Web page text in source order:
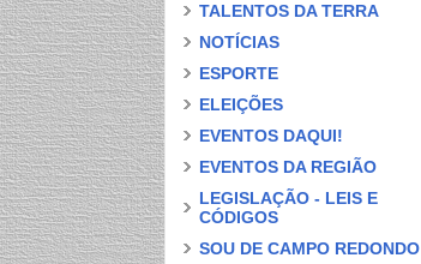
TALENTOS DA TERRA
NOTÍCIAS
ESPORTE
ELEIÇÕES
EVENTOS DAQUI!
EVENTOS DA REGIÃO
LEGISLAÇÃO - LEIS E
CÓDIGOS
SOU DE CAMPO REDONDO